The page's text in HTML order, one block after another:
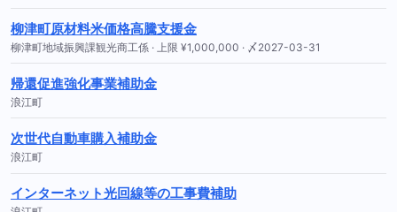
柳津町原材料米価格高騰支援金
柳津町地域振興課観光商工係 · 上限 ¥1,000,000 · 〆2027-03-31
帰還促進強化事業補助金
浪江町
次世代自動車購入補助金
浪江町
インターネット光回線等の工事費補助